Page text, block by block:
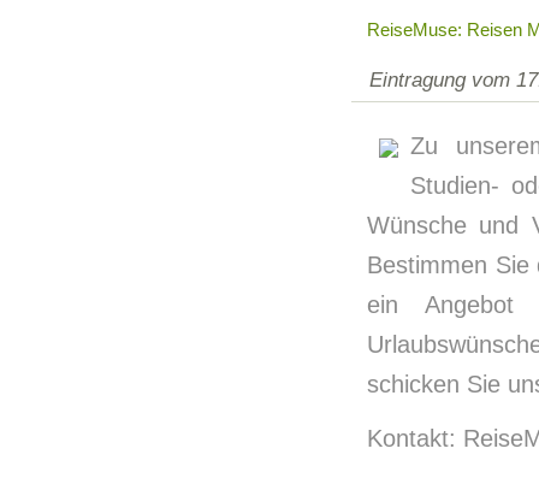
ReiseMuse: Reisen
Eintragung vom
Zu
Studien-
Wünsche und
Bestimmen
ein Angebot
schicken Sie
Kontakt: